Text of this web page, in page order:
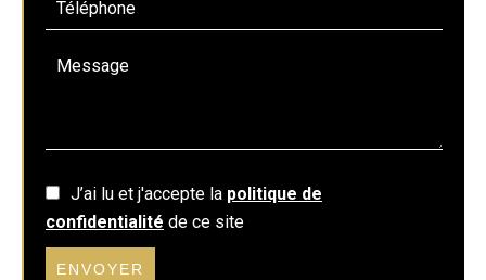
J’ai lu et j'accepte la politique de
confidentialité de ce site
ENVOYER